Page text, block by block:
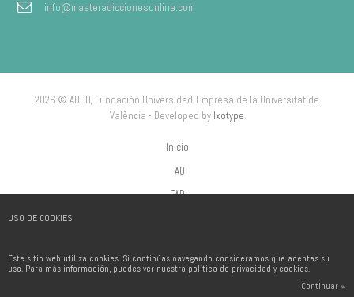
USO DE COOKIES
Este sitio web utiliza cookies. Si continúas navegando consideramos que aceptas su
uso. Para más información, puedes ver nuestra política de privacidad y cookies.
Continuar »
info@masteradiccionesonline.com
2026 © ADEIT, Fundación Universidad-Empresa de la Universitat de
València - Developed by Ixotype
Inicio
FAQ
FAP
Política de Cookies